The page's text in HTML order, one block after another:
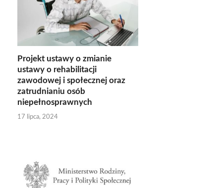
Projekt ustawy o zmianie
ustawy o rehabilitacji
zawodowej i społecznej oraz
zatrudnianiu osób
niepełnosprawnych
17 lipca, 2024